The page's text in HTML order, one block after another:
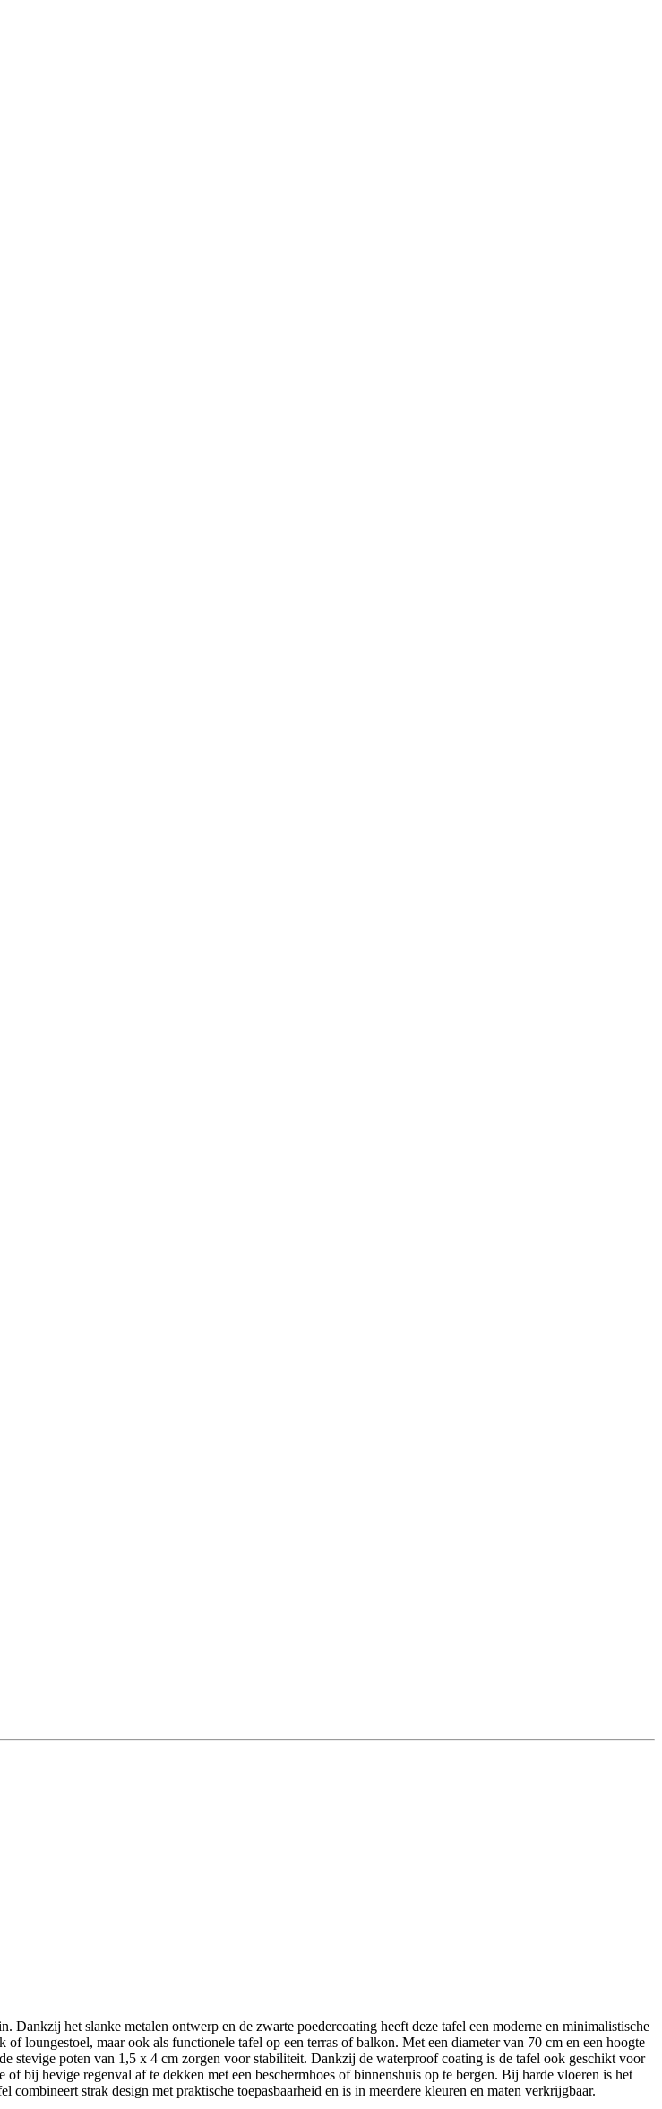
het slanke metalen ontwerp en de zwarte poedercoating heeft deze tafel een moderne en minimalistische
loungestoel, maar ook als functionele tafel op een terras of balkon. Met een diameter van 70 cm en een hoogte
stevige poten van 1,5 x 4 cm zorgen voor stabiliteit. Dankzij de waterproof coating is de tafel ook geschikt voor
bij hevige regenval af te dekken met een beschermhoes of binnenshuis op te bergen. Bij harde vloeren is het
strak design met praktische toepasbaarheid en is in meerdere kleuren en maten verkrijgbaar.